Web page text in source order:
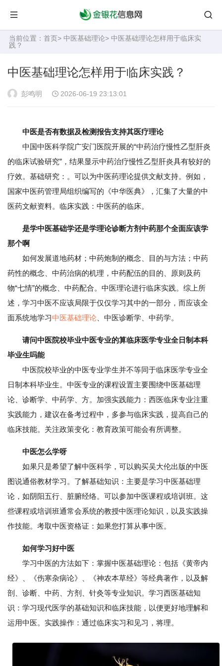
当前位置： 首页> 中医基础理论> 中医基础理论怎样用于临床实
践？
中医基础理论怎样用于临床实践？
彭鸣明 2026-06-19 23:13:01
中医是否有数据及检测报告支持其医疗理论
中国中医科学院广安门医院开展的“中药治疗慢性乙型肝炎
的临床试验研究”，结果显示中药治疗慢性乙型肝炎具有较好的
疗效。基础研究：。可以为中医药理论提供文献支持。例如，
国家中医药管理局组织编写的《中华医典》，汇集了大量的中
医药文献资料。临床实践：中医药的临床。
是学中医基础学还是学理论诊断方剂中药那个全面应该学
那个啊
如何发展道地药材；中药炮制的概念、目的与方法；中药
药性的概念、中药治病的机理，中药配伍的目的、原则及药
物“七情”的概念、中药配合。中医理论进行临床实践。综上所
述，学习中医不应该局限于仅仅学习其中的一部分，而应该全
面系统地学习中医基础理论 、中医诊断学、中药学。
请问中医院校毕业中医专业的算临床医学专业全日制本科
毕业生吗能
中医院校毕业的中医专业学生并不等同于临床医学专业全
日制本科毕业生。中医专业的课程设置主要围绕中医基础理
论、诊断学、中药学、方。加强实践能力：西医临床专业注重
实践能力，建议在备考过程中，多参与临床实践，提高自己的
临床技能。关注政策变化：教育政策可能会有所调整。
中医怎么学呀
如果只是希望了解中医科学，可以购买吴大伦出版的中医
图说通俗教材学习。了解基础知识：主要是学习中医基础理
论，如阴阳五行、脏腑经络。可以参加中医课程或培训班。这
些课程或培训班通常会系统的教授中医理论知识，以及实践操
作技能。考取中医资格证：如果您打算从事中医。
如何学习好中医
学习中医的方法如下：掌握中医基础理论：包括《黄帝内
经》、《伤寒杂病论》、《神农本草经》等经典著作，以及解
剖、诊断、中药、方剂、针灸等专业知识。学习西医基础知
识：学习现代医学的基础知识和临床技能，以便更好地理解和
运用中医。实践操作：通过临床实习和见习，将理。